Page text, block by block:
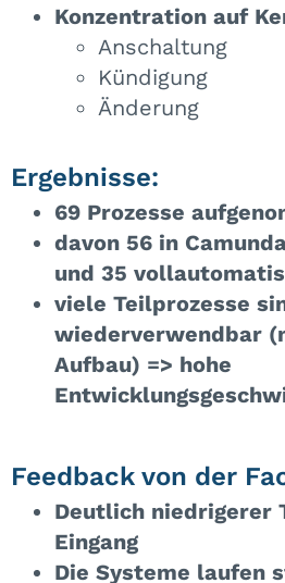
Konzentration auf
Anschaltung
Kündigung
Änderung
Ergebnisse:
69 Prozesse
davon 56 in
und 35
viele Teilprozesse
wiederverwendbar
Aufbau) => hohe
Feedback von der
Deutlich niedrigerer
Eingang
Die Systeme laufen